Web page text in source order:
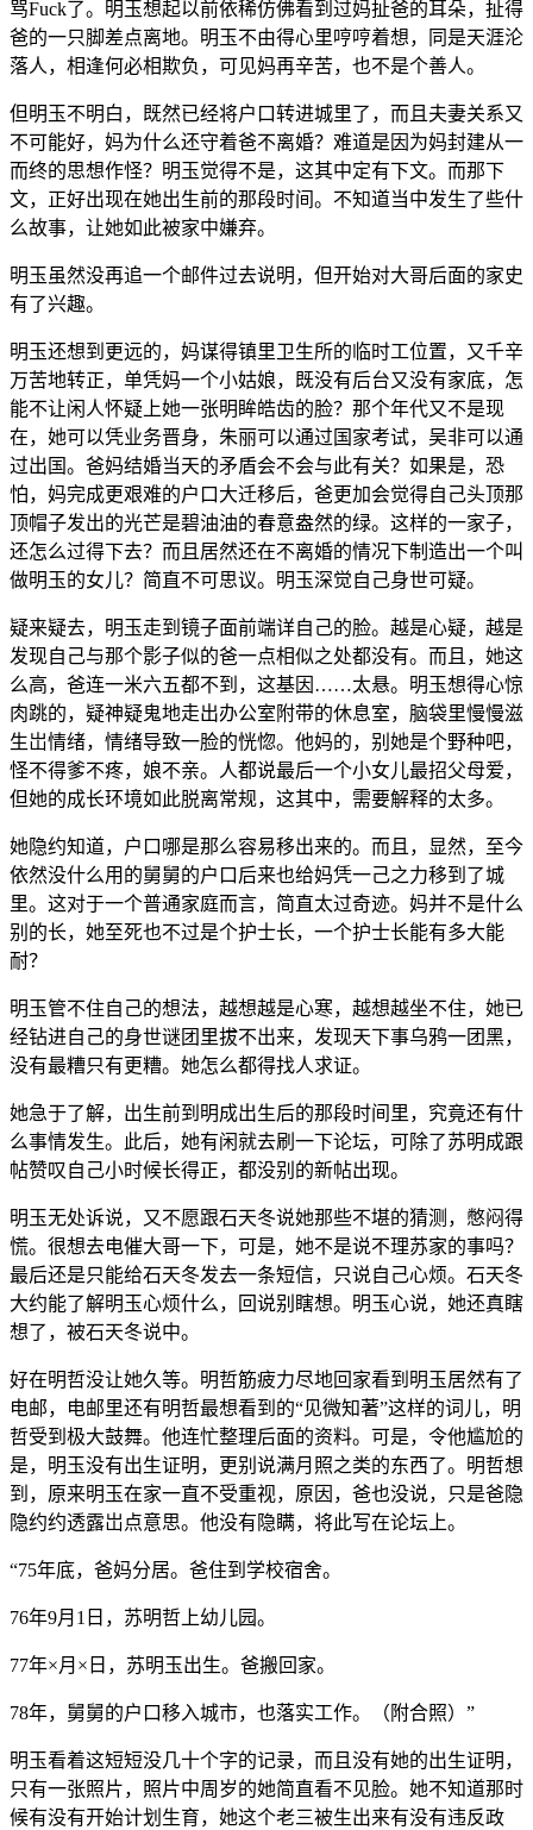
骂Fuck了。明玉想起以前依稀仿佛看到过妈扯爸的耳朵，扯得
爸的一只脚差点离地。明玉不由得心里哼哼着想，同是天涯沦
落人，相逢何必相欺负，可见妈再辛苦，也不是个善人。
但明玉不明白，既然已经将户口转进城里了，而且夫妻关系又
不可能好，妈为什么还守着爸不离婚？难道是因为妈封建从一
而终的思想作怪？明玉觉得不是，这其中定有下文。而那下
文，正好出现在她出生前的那段时间。不知道当中发生了些什
么故事，让她如此被家中嫌弃。
明玉虽然没再追一个邮件过去说明，但开始对大哥后面的家史
有了兴趣。
明玉还想到更远的，妈谋得镇里卫生所的临时工位置，又千辛
万苦地转正，单凭妈一个小姑娘，既没有后台又没有家底，怎
能不让闲人怀疑上她一张明眸皓齿的脸？那个年代又不是现
在，她可以凭业务晋身，朱丽可以通过国家考试，吴非可以通
过出国。爸妈结婚当天的矛盾会不会与此有关？如果是，恐
怕，妈完成更艰难的户口大迁移后，爸更加会觉得自己头顶那
顶帽子发出的光芒是碧油油的春意盎然的绿。这样的一家子，
还怎么过得下去？而且居然还在不离婚的情况下制造出一个叫
做明玉的女儿？简直不可思议。明玉深觉自己身世可疑。
疑来疑去，明玉走到镜子面前端详自己的脸。越是心疑，越是
发现自己与那个影子似的爸一点相似之处都没有。而且，她这
么高，爸连一米六五都不到，这基因……太悬。明玉想得心惊
肉跳的，疑神疑鬼地走出办公室附带的休息室，脑袋里慢慢滋
生岀情绪，情绪导致一脸的恍惚。他妈的，别她是个野种吧，
怪不得爹不疼，娘不亲。人都说最后一个小女儿最招父母爱，
但她的成长环境如此脱离常规，这其中，需要解释的太多。
她隐约知道，户口哪是那么容易移出来的。而且，显然，至今
依然没什么用的舅舅的户口后来也给妈凭一己之力移到了城
里。这对于一个普通家庭而言，简直太过奇迹。妈并不是什么
别的长，她至死也不过是个护士长，一个护士长能有多大能
耐？
明玉管不住自己的想法，越想越是心寒，越想越坐不住，她已
经钻进自己的身世谜团里拔不出来，发现天下事乌鸦一团黑，
没有最糟只有更糟。她怎么都得找人求证。
她急于了解，出生前到明成出生后的那段时间里，究竟还有什
么事情发生。此后，她有闲就去刷一下论坛，可除了苏明成跟
帖赞叹自己小时候长得正，都没别的新帖出现。
明玉无处诉说，又不愿跟石天冬说她那些不堪的猜测，憋闷得
慌。很想去电催大哥一下，可是，她不是说不理苏家的事吗？
最后还是只能给石天冬发去一条短信，只说自己心烦。石天冬
大约能了解明玉心烦什么，回说别瞎想。明玉心说，她还真瞎
想了，被石天冬说中。
好在明哲没让她久等。明哲筋疲力尽地回家看到明玉居然有了
电邮，电邮里还有明哲最想看到的“见微知著”这样的词儿，明
哲受到极大鼓舞。他连忙整理后面的资料。可是，令他尴尬的
是，明玉没有出生证明，更别说满月照之类的东西了。明哲想
到，原来明玉在家一直不受重视，原因，爸也没说，只是爸隐
隐约约透露岀点意思。他没有隐瞒，将此写在论坛上。
“75年底，爸妈分居。爸住到学校宿舍。
76年9月1日，苏明哲上幼儿园。
77年×月×日，苏明玉出生。爸搬回家。
78年，舅舅的户口移入城市，也落实工作。（附合照）”
明玉看着这短短没几十个字的记录，而且没有她的出生证明，
只有一张照片，照片中周岁的她简直看不见脸。她不知道那时
候有没有开始计划生育，她这个老三被生出来有没有违反政